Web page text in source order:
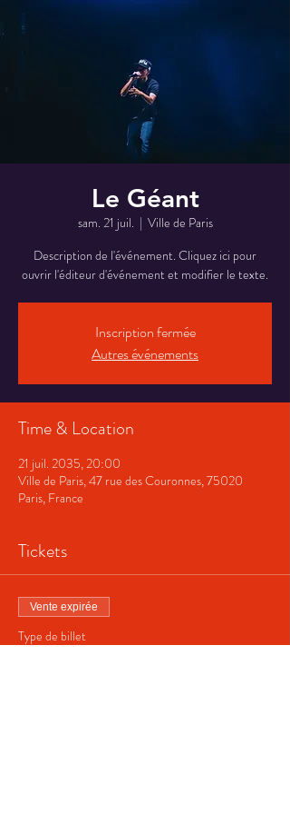
Le Géant
sam. 21 juil.
  |
Ville de Paris
Description de l'événement. Cliquez ici pour
ouvrir l'éditeur d'événement et modifier le texte.
Inscription fermée
Autres événements
Time & Location
21 juil. 2035, 20:00
Ville de Paris, 47 rue des Couronnes, 75020
Paris, France
Tickets
Vente expirée
Type de billet